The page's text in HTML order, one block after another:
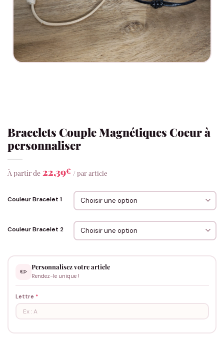
Bracelets Couple Magnétiques Coeur à
personnaliser
À partir de 22,39€ / par article
Couleur Bracelet 1
Couleur Bracelet 2
✏️
Personnalisez votre article
Rendez-le unique !
Lettre *